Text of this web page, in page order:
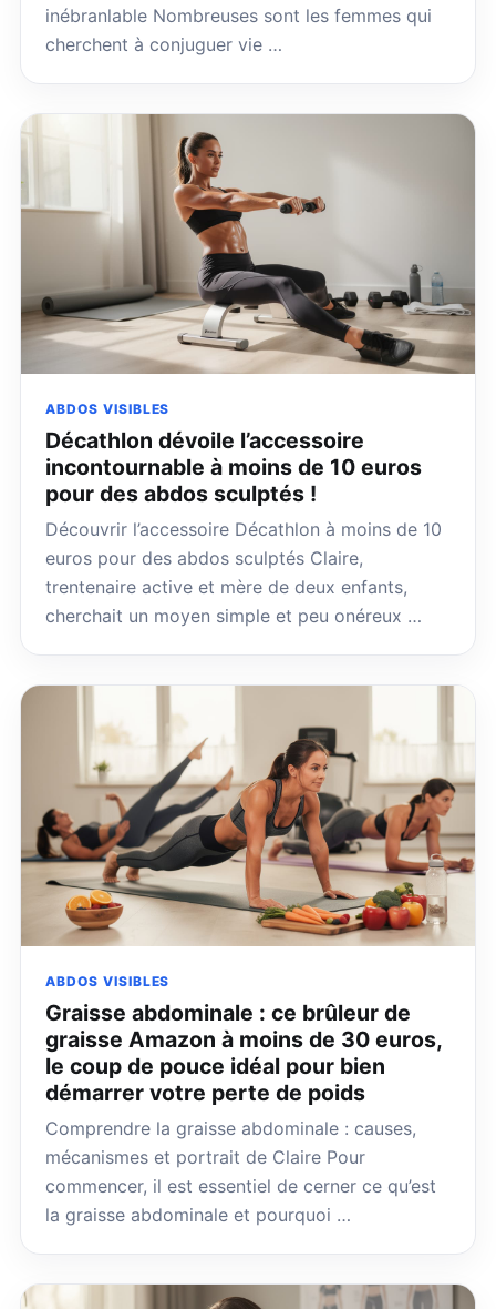
inébranlable Nombreuses sont les femmes qui
cherchent à conjuguer vie …
ABDOS VISIBLES
Décathlon dévoile l’accessoire
incontournable à moins de 10 euros
pour des abdos sculptés !
Découvrir l’accessoire Décathlon à moins de 10
euros pour des abdos sculptés Claire,
trentenaire active et mère de deux enfants,
cherchait un moyen simple et peu onéreux …
ABDOS VISIBLES
Graisse abdominale : ce brûleur de
graisse Amazon à moins de 30 euros,
le coup de pouce idéal pour bien
démarrer votre perte de poids
Comprendre la graisse abdominale : causes,
mécanismes et portrait de Claire Pour
commencer, il est essentiel de cerner ce qu’est
la graisse abdominale et pourquoi …